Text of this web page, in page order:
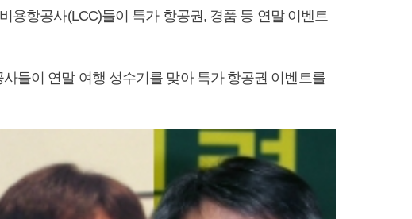
용항공사(LCC)들이 특가 항공권, 경품 등 연말 이벤트
들이 연말 여행 성수기를 맞아 특가 항공권 이벤트를